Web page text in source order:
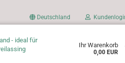
Deutschland
- ideal für
Ihr Warenkorb
0,00 EUR